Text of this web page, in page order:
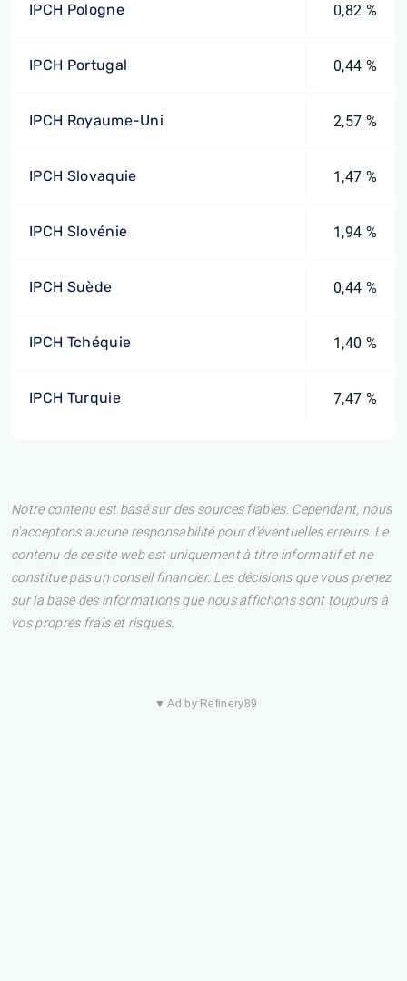
IPCH Pologne 0,82 %
IPCH Portugal 0,44 %
IPCH Royaume-Uni 2,57 %
IPCH Slovaquie 1,47 %
IPCH Slovénie 1,94 %
IPCH Suède 0,44 %
IPCH Tchéquie 1,40 %
IPCH Turquie 7,47 %
Notre contenu est basé sur des sources fiables. Cependant, nous
n'acceptons aucune responsabilité pour d'éventuelles erreurs. Le
contenu de ce site web est uniquement à titre informatif et ne
constitue pas un conseil financier. Les décisions que vous prenez
sur la base des informations que nous affichons sont toujours à
vos propres frais et risques.
▼ Ad by Refinery89